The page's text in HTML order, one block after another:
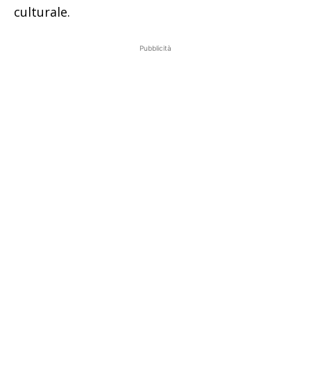
culturale.
Pubblicità